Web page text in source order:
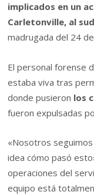
implicados en un
Carletonville, al
madrugada del 24
El personal forense
estaba viva tras
donde pusieron los
fueron expulsadas
«Nosotros
idea cómo pasó
operaciones del
equipo está